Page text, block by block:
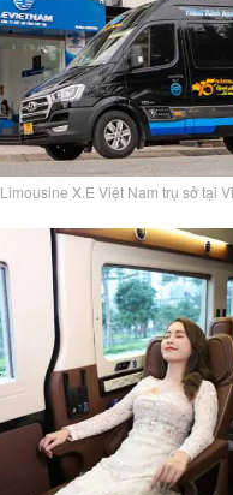
Limousine X.E Việt Nam trụ sở tại